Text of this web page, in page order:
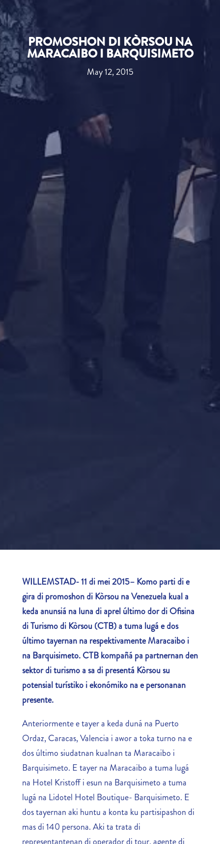
PROMOSHON DI KÒRSOU NA
MARACAIBO I BARQUISIMETO
May 12, 2015
WILLEMSTAD- 11 di mei 2015– Komo parti di e
gira di promoshon di Kòrsou na Venezuela kual a
keda anunsiá na luna di aprel último dor di Ofisina
di Turismo di Kòrsou (CTB) a tuma lugá e dos
último tayernan na respektivamente Maracaibo i
na Barquisimeto. CTB kompañá pa partnernan den
sektor di turismo a sa di presentá Kòrsou su
potensial turístiko i ekonómiko na e personanan
presente.
Anteriormente e tayer a keda duná na Puerto
Ordaz, Caracas, Valencia i awor a toka turno na e
dos último siudatnan kualnan ta Maracaibo i
Barquisimeto. E tayer na Maracaibo a tuma lugá
na Hotel Kristoff i esun na Barquisimeto a tuma
lugá na Lidotel Hotel Boutique- Barquisimeto. E
dos tayernan aki huntu a konta ku partisipashon di
mas di 140 persona. Aki ta trata di
representantenan di operador di tour, agente di